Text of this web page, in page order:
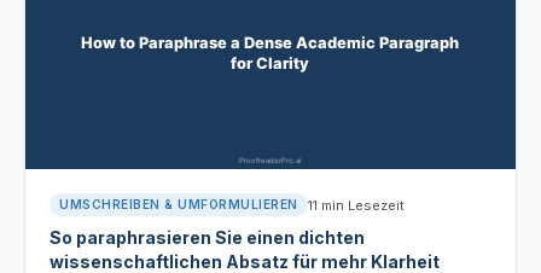
UMSCHREIBEN & UMFORMULIEREN 11 min Lesezeit
So paraphrasieren Sie einen dichten
wissenschaftlichen Absatz für mehr Klarheit